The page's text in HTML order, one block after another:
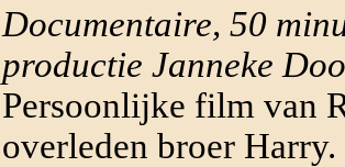
Documentaire, 50
productie Janneke
Persoonlijke film van
overleden broer Harry.